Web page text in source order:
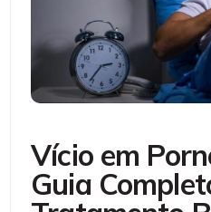
Vício em
Guia